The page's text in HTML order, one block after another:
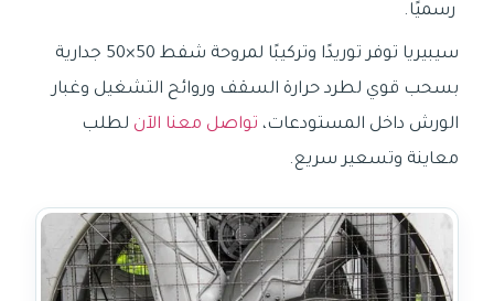
رسميًا.
سيبيريا توفر توريدًا وتركيبًا لمروحة شفط 50×50 جدارية
بسحب قوي لطرد حرارة السقف وروائح التشغيل وغبار
الورش داخل المستودعات، تواصل معنا الآن لطلب
معاينة وتسعير سريع.